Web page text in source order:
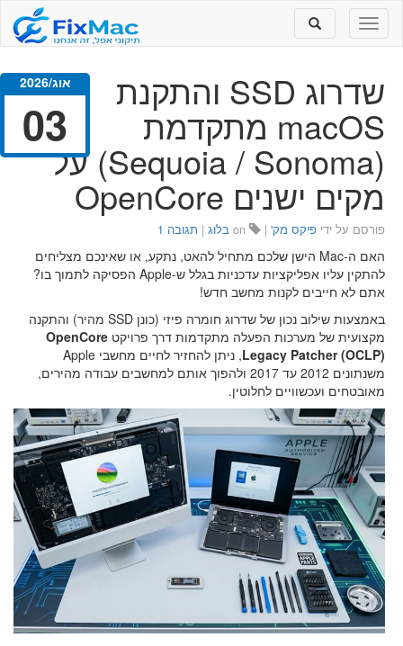
Toggle
navigation
Toggle
search
אוג/2026
03
שדרוג SSD והתקנת
macOS מתקדמת
(Sequoia / Sonoma) על
מקים ישנים OpenCore
פורסם על ידי פיקס מק' | בלוג | תגובה 1
האם ה-Mac הישן שלכם מתחיל להאט, נתקע, או שאינכם מצליחים
להתקין עליו אפליקציות עדכניות בגלל ש-Apple הפסיקה לתמוך בו?
אתם לא חייבים לקנות מחשב חדש!
באמצעות שילוב נכון של שדרוג חומרה פיזי (כונן SSD מהיר) והתקנה
מקצועית של מערכות הפעלה מתקדמות דרך פרויקט OpenCore
Legacy Patcher (OCLP)
, ניתן להחזיר לחיים מחשבי Apple
משנתונים 2012 עד 2017 ולהפוך אותם למחשבים עבודה מהירים,
מאובטחים ועכשוויים לחלוטין.